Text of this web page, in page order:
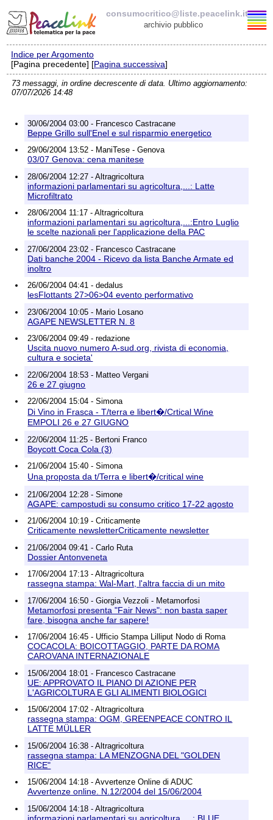
consumocritico@liste.peacelink.it
archivio pubblico
Elenco delle liste
consumocritico@liste.peacelink.it
Indice per Argomento
[Pagina precedente] [Pagina successiva]
73 messaggi, in ordine decrescente di data. Ultimo aggiornamento:
07/07/2026 14:48
30/06/2004 03:00 - Francesco Castracane
Beppe Grillo sull'Enel e sul risparmio energetico
29/06/2004 13:52 - ManiTese - Genova
03/07 Genova: cena manitese
28/06/2004 12:27 - Altragricoltura
informazioni parlamentari su agricoltura,...: Latte
Microfiltrato
28/06/2004 11:17 - Altragricoltura
informazioni parlamentari su agricoltura,...:Entro Luglio
le scelte nazionali per l'applicazione della PAC
27/06/2004 23:02 - Francesco Castracane
Dati banche 2004 - Ricevo da lista Banche Armate ed
inoltro
26/06/2004 04:41 - dedalus
lesFlottants 27>06>04 evento performativo
23/06/2004 10:05 - Mario Losano
AGAPE NEWSLETTER N. 8
23/06/2004 09:49 - redazione
Uscita nuovo numero A-sud.org, rivista di economia,
cultura e societa'
22/06/2004 18:53 - Matteo Vergani
26 e 27 giugno
22/06/2004 15:04 - Simona
Di Vino in Frasca - T/terra e libert�/Crtical Wine
EMPOLI 26 e 27 GIUGNO
22/06/2004 11:25 - Bertoni Franco
Boycott Coca Cola (3)
21/06/2004 15:40 - Simona
Una proposta da t/Terra e libert�/critical wine
21/06/2004 12:28 - Simone
AGAPE: campostudi su consumo critico 17-22 agosto
21/06/2004 10:19 - Criticamente
Criticamente newsletterCriticamente newsletter
21/06/2004 09:41 - Carlo Ruta
Dossier Antonveneta
17/06/2004 17:13 - Altragricoltura
rassegna stampa: Wal-Mart, l'altra faccia di un mito
17/06/2004 16:50 - Giorgia Vezzoli - Metamorfosi
Metamorfosi presenta "Fair News": non basta saper
fare, bisogna anche far sapere!
17/06/2004 16:45 - Ufficio Stampa Lilliput Nodo di Roma
COCACOLA: BOICOTTAGGIO, PARTE DA ROMA
CAROVANA INTERNAZIONALE
15/06/2004 18:01 - Francesco Castracane
UE: APPROVATO IL PIANO DI AZIONE PER
L'AGRICOLTURA E GLI ALIMENTI BIOLOGICI
15/06/2004 17:02 - Altragricoltura
rassegna stampa: OGM, GREENPEACE CONTRO IL
LATTE MÜLLER
15/06/2004 16:38 - Altragricoltura
rassegna stampa: LA MENZOGNA DEL "GOLDEN
RICE"
15/06/2004 14:18 - Avvertenze Online di ADUC
Avvertenze online. N.12/2004 del 15/06/2004
15/06/2004 14:18 - Altragricoltura